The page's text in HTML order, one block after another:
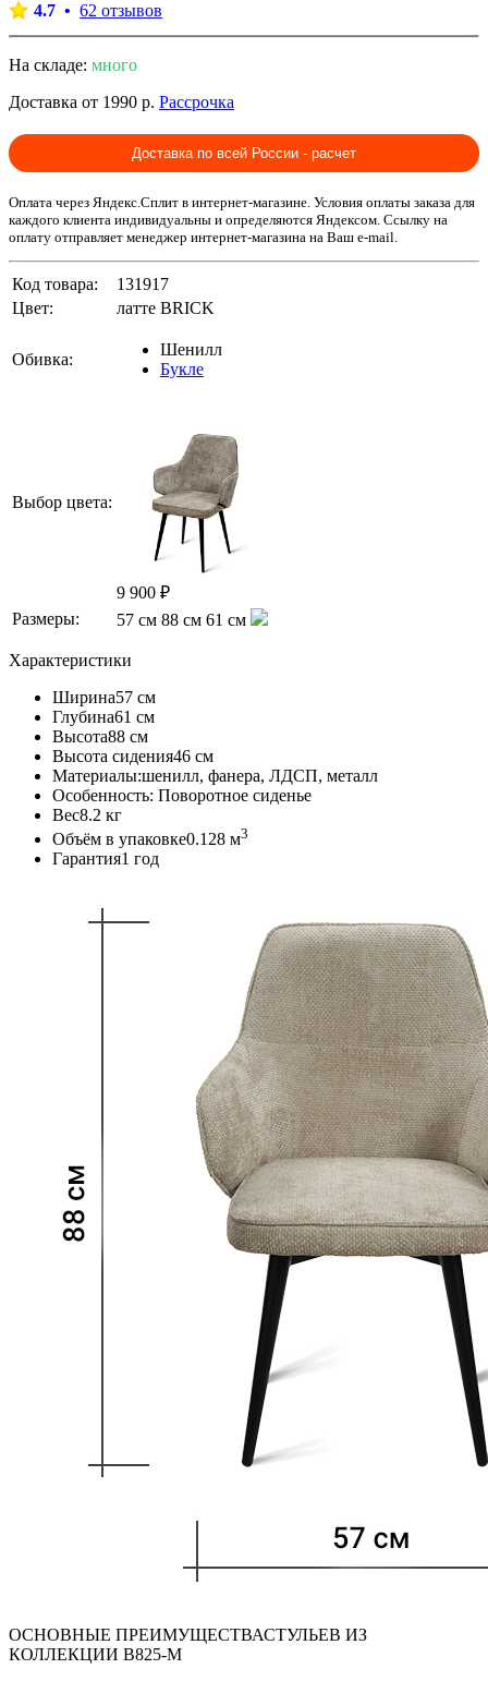
4.7 • 62 отзывов
На складе: много
Доставка от 1990 р. Рассрочка
Доставка по всей России - расчет
Оплата через Яндекс.Сплит в интернет-магазине. Условия оплаты заказа для
каждого клиента индивидуальны и определяются Яндексом. Ссылку на
оплату отправляет менеджер интернет-магазина на Ваш e-mail.
Код товара:
131917
Цвет:
латте BRICK
Обивка:
Шенилл
Букле
Выбор цвета:
9 900 ₽
Размеры:
57 см 88 см 61 см
Характеристики
Ширина57 см
Глубина61 см
Высота88 см
Высота сидения46 см
Материалы:шенилл, фанера, ЛДСП, металл
Особенность: Поворотное сиденье
Вес8.2 кг
Объём в упаковке0.128 м3
Гарантия1 год
ОСНОВНЫЕ ПРЕИМУЩЕСТВАСТУЛЬЕВ ИЗ
КОЛЛЕКЦИИ B825-M